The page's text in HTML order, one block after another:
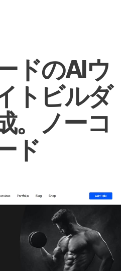
ドのAIウ
トビルダ
。ノーコ
ド